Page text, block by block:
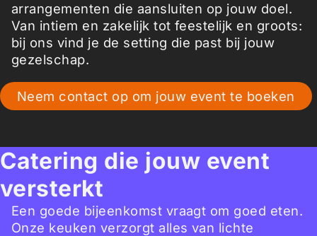
arrangementen die aansluiten op jouw doel.
Van intiem en zakelijk tot feestelijk en groots:
bij ons vind je de setting die past bij jouw
gezelschap.
Neem contact op om jouw event te boeken
Catering die jouw event
versterkt
Een goede bijeenkomst vraagt om goed eten.
Onze keuken verzorgt alles van lichte